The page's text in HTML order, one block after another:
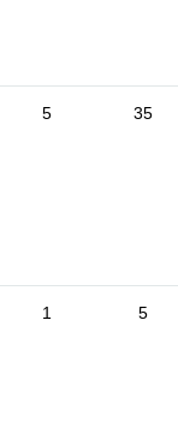
5 35
1 5